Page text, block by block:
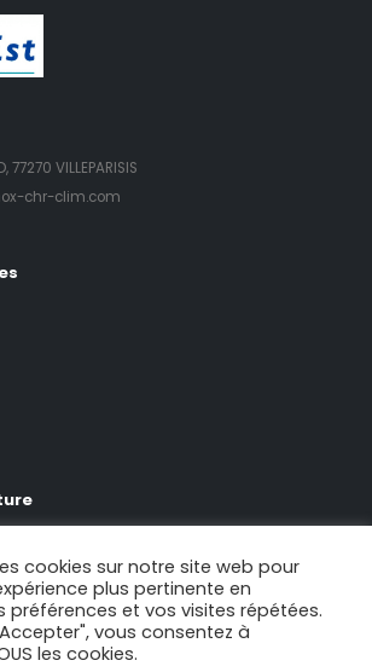
77270 VILLEPARISIS
chr-clim.com
cookies sur notre site web pour
plus pertinente en
préférences et vos visites répétées.
vous consentez à
les cookies.